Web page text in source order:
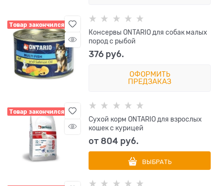
Товар закончился
Консервы ONTARIO для собак малых
пород с рыбой
376 руб.
ОФОРМИТЬ
ПРЕДЗАКАЗ
Товар закончился
Сухой корм ONTARIO для взрослых
кошек с курицей
от 804 руб.
ВЫБРАТЬ